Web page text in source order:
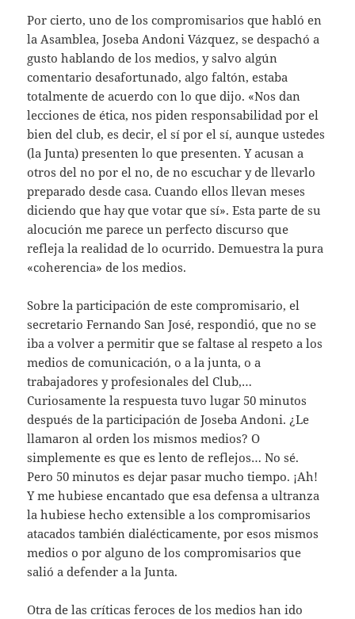
Por cierto, uno de los compromisarios que habló en
la Asamblea, Joseba Andoni Vázquez, se despachó a
gusto hablando de los medios, y salvo algún
comentario desafortunado, algo faltón, estaba
totalmente de acuerdo con lo que dijo. «Nos dan
lecciones de ética, nos piden responsabilidad por el
bien del club, es decir, el sí por el sí, aunque ustedes
(la Junta) presenten lo que presenten. Y acusan a
otros del no por el no, de no escuchar y de llevarlo
preparado desde casa. Cuando ellos llevan meses
diciendo que hay que votar que sí». Esta parte de su
alocución me parece un perfecto discurso que
refleja la realidad de lo ocurrido. Demuestra la pura
«coherencia» de los medios.
Sobre la participación de este compromisario, el
secretario Fernando San José, respondió, que no se
iba a volver a permitir que se faltase al respeto a los
medios de comunicación, o a la junta, o a
trabajadores y profesionales del Club,…
Curiosamente la respuesta tuvo lugar 50 minutos
después de la participación de Joseba Andoni. ¿Le
llamaron al orden los mismos medios? O
simplemente es que es lento de reflejos… No sé.
Pero 50 minutos es dejar pasar mucho tiempo. ¡Ah!
Y me hubiese encantado que esa defensa a ultranza
la hubiese hecho extensible a los compromisarios
atacados también dialécticamente, por esos mismos
medios o por alguno de los compromisarios que
salió a defender a la Junta.
Otra de las críticas feroces de los medios han ido